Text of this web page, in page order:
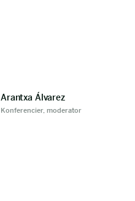
Arantxa Álvarez
Konferencier, moderator